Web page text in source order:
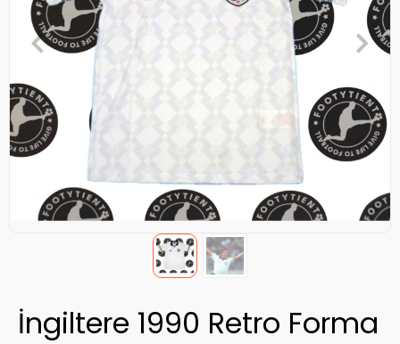
İngiltere 1990 Retro Forma